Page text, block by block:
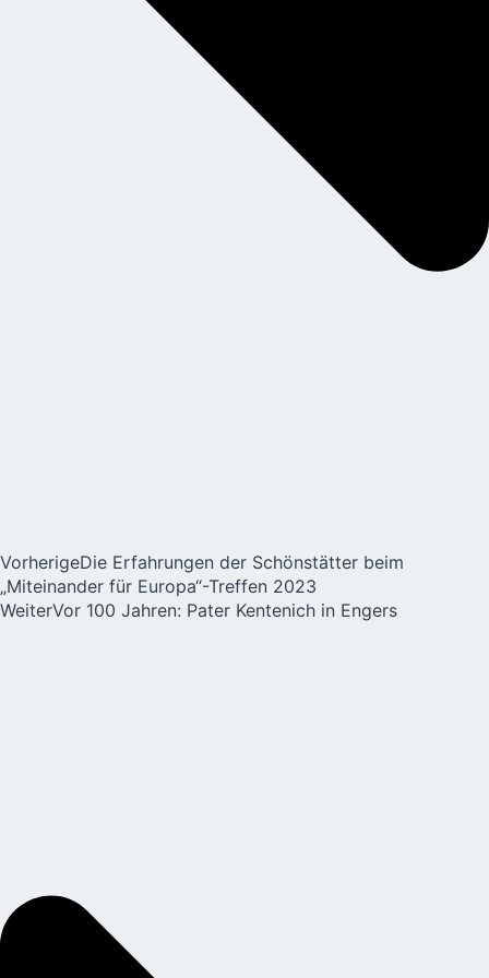
VorherigeDie Erfahrungen der Schönstätter beim
„Miteinander für Europa“-Treffen 2023
WeiterVor 100 Jahren: Pater Kentenich in Engers